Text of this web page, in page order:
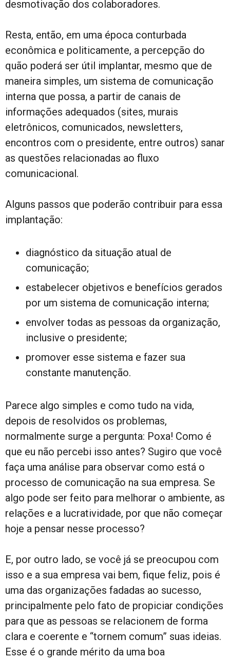
desmotivação dos colaboradores.
Resta, então, em uma época conturbada
econômica e politicamente, a percepção do
quão poderá ser útil implantar, mesmo que de
maneira simples, um sistema de comunicação
interna que possa, a partir de canais de
informações adequados (sites, murais
eletrônicos, comunicados, newsletters,
encontros com o presidente, entre outros) sanar
as questões relacionadas ao fluxo
comunicacional.
Alguns passos que poderão contribuir para essa
implantação:
diagnóstico da situação atual de
comunicação;
estabelecer objetivos e benefícios gerados
por um sistema de comunicação interna;
envolver todas as pessoas da organização,
inclusive o presidente;
promover esse sistema e fazer sua
constante manutenção.
Parece algo simples e como tudo na vida,
depois de resolvidos os problemas,
normalmente surge a pergunta: Poxa! Como é
que eu não percebi isso antes? Sugiro que você
faça uma análise para observar como está o
processo de comunicação na sua empresa. Se
algo pode ser feito para melhorar o ambiente, as
relações e a lucratividade, por que não começar
hoje a pensar nesse processo?
E, por outro lado, se você já se preocupou com
isso e a sua empresa vai bem, fique feliz, pois é
uma das organizações fadadas ao sucesso,
principalmente pelo fato de propiciar condições
para que as pessoas se relacionem de forma
clara e coerente e “tornem comum” suas ideias.
Esse é o grande mérito da uma boa